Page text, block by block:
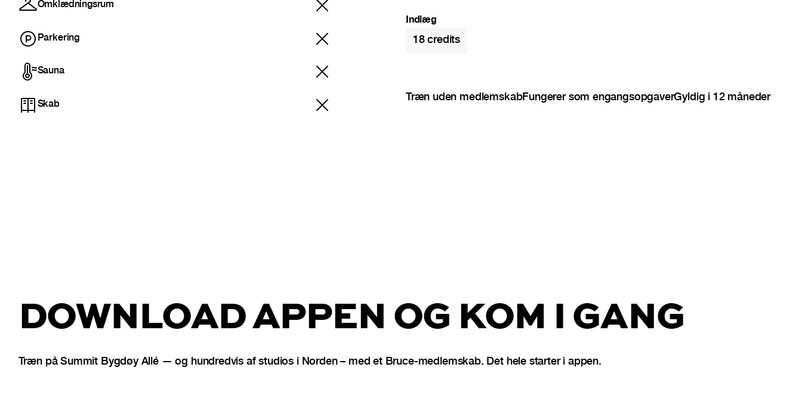
Omklædningsrum
Parkering
Sauna
Skab
Indlæg
18credits
Træn uden medlemskabFungerer som engangsopgaverGyldig i 12 måneder
DOWNLOAD APPEN OG KOM I GANG
Træn på Summit Bygdøy Allé — og hundredvis af studios i Norden – med et Bruce-medlemskab. Det hele starter i appen.